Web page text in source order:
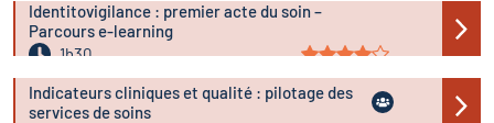
Identitovigilance : premier acte du soin –
Parcours e-learning
1h30
Indicateurs cliniques et qualité : pilotage des
services de soins